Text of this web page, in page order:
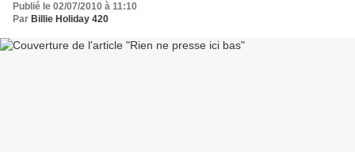
Publié le 02/07/2010 à 11:10
Par Billie Holiday 420